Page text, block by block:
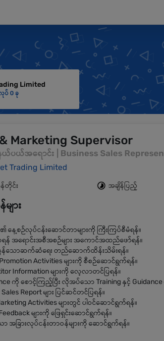
Limited
ပ် 0 ခု
Marketing Supervisor
နယ်ပယ်အရောင်း | Business Sales
Trading Limited
တိုင်း အချိန်ပြည့်
ား
၏ နေ့စဉ်လုပ်ငန်းဆောင်တာများကို ကြီးကြပ်စီမံရန်။
ေရန် အရောင်းအစီအစဉ်များ အကောင်အထည်ဖော်ရန်။
းမွန်သောဆက်ဆံရေး တည်ဆောက်ထိန်းသိမ်းရန်။
Activities များကို စီစဉ်ဆောင်ရွက်ရန်။
Information များကို လေ့လာတင်ပြရန်။
ကို စောင့်ကြည့်ပြီး လိုအပ်သော Training နှင့် Guidance
Report များ ပြင်ဆင်တင်ပြရန်။
Activities များတွင် ပါဝင်ဆောင်ရွက်ရန်။
များကို ဖြေရှင်းဆောင်ရွက်ရန်။
ာ အခြားလုပ်ငန်းတာဝန်များကို ဆောင်ရွက်ရန်။